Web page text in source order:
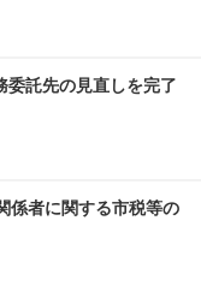
託先の見直しを完了
係者に関する市税等の